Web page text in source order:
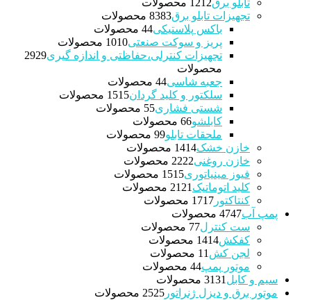
تابلو برق
1212 محصولات
تجهیزات تابلو برق
8383 محصولات
باکس پلاستیکی 44 محصولات
پریز و سوکت صنعتی
1010 محصولات
تجهیزات کنترلی،حفاظتی و اندازه گیری
2929
محصولات
جعبه شاسی 44 محصولات
سلکتور و کلید گردان
1515 محصولات
شستی فشاری 55 محصولات
کابلشو 66 محصولات
ملحقات تابلو 99 محصولات
خازن خشک
1414 محصولات
خازن روغنی
2222 محصولات
فیوز مینیاتوری
1515 محصولات
کلید اتوماتیک
21 21 محصولات
کنتاکتور
1717 محصولات
پمپ آب
4747 محصولات
ست کنترل 77 محصولات
کفکش
1414 محصولات
لجن کش
1 1 محصولات
موتور پمپ 44 محصولات
سیم و کابل
3131 محصولات
موتور برق و دیزل ژنراتور
2525 محصولات